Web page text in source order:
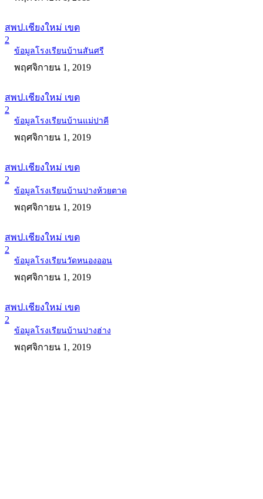
สพป.เชียงใหม่ เขต
2
ข้อมูลโรงเรียนบ้านสันศรี
พฤศจิกายน 1, 2019
สพป.เชียงใหม่ เขต
2
ข้อมูลโรงเรียนบ้านแม่ปาคี
พฤศจิกายน 1, 2019
สพป.เชียงใหม่ เขต
2
ข้อมูลโรงเรียนบ้านปางห้วยตาด
พฤศจิกายน 1, 2019
สพป.เชียงใหม่ เขต
2
ข้อมูลโรงเรียนวัดหนองออน
พฤศจิกายน 1, 2019
สพป.เชียงใหม่ เขต
2
ข้อมูลโรงเรียนบ้านปางฮ่าง
พฤศจิกายน 1, 2019